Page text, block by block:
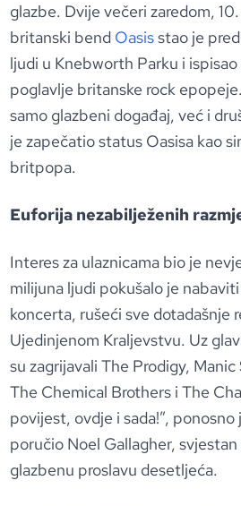
glazbe. Dvije večeri zaredom, 10.
britanski bend Oasisstao je
ljudi u Knebworth Parku i
poglavlje britanske rock
samo glazbeni događaj, već i
je zapečatio status Oasisa kao
britpopa.
Euforija nezabilježenih
Interes za ulaznicama bio je
milijuna ljudi pokušalo je
koncerta, rušeći sve dotadašnje
Ujedinjenom Kraljevstvu. Uz
su zagrijavali The Prodigy,
The Chemical Brothers i The
povijest, ovdje i sada!”, ponosno
poručio Noel Gallagher,
glazbenu proslavu desetljeća.